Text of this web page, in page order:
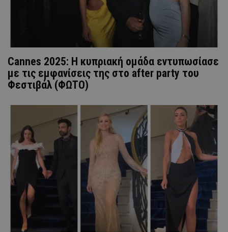
Cannes 2025: Η κυπριακή ομάδα εντυπωσίασε
με τις εμφανίσεις της στο after party του
Φεστιβάλ (ΦΩΤΟ)